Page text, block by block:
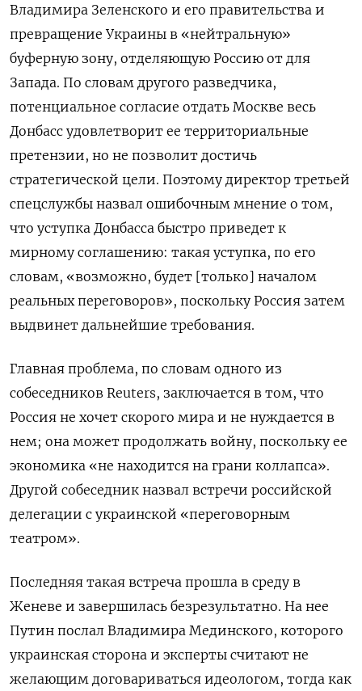
Владимира Зеленского и его правительства и
превращение Украины в «нейтральную»
буферную зону, отделяющую Россию от для
Запада. По словам другого разведчика,
потенциальное согласие отдать Москве весь
Донбасс удовлетворит ее территориальные
претензии, но не позволит достичь
стратегической цели. Поэтому директор третьей
спецслужбы назвал ошибочным мнение о том,
что уступка Донбасса быстро приведет к
мирному соглашению: такая уступка, по его
словам, «возможно, будет [только] началом
реальных переговоров», поскольку Россия затем
выдвинет дальнейшие требования.
Главная проблема, по словам одного из
собеседников Reuters, заключается в том, что
Россия не хочет скорого мира и не нуждается в
нем; она может продолжать войну, поскольку ее
экономика «не находится на грани коллапса».
Другой собеседник назвал встречи российской
делегации с украинской «переговорным
театром».
Последняя такая встреча прошла в среду в
Женеве и завершилась безрезультатно. На нее
Путин послал Владимира Мединского, которого
украинская сторона и эксперты считают не
желающим договариваться идеологом, тогда как